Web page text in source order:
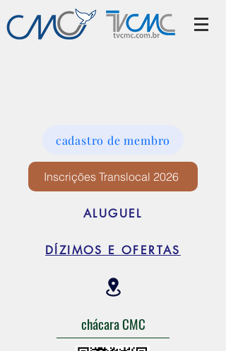
cadastro de membro
Inscrições Translocal 2026
ALUGUEL
DÍZIMOS E OFERTAS
chácara CMC